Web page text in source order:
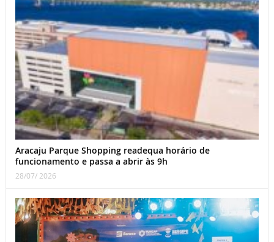
Aracaju Parque Shopping readequa horário de
funcionamento e passa a abrir às 9h
28/07/ 2026